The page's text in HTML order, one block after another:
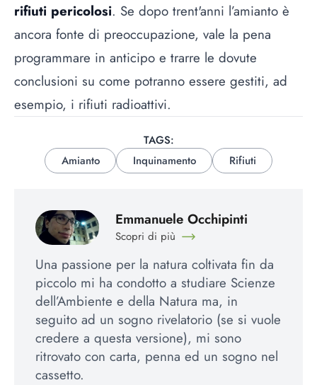
rifiuti pericolosi. Se dopo trent'anni l’amianto è
ancora fonte di preoccupazione, vale la pena
programmare in anticipo e trarre le dovute
conclusioni su come potranno essere gestiti, ad
esempio, i rifiuti radioattivi.
TAGS:
Amianto
Inquinamento Rifiuti
Emmanuele Occhipinti
Scopri di più
Una passione per la natura coltivata fin da
piccolo mi ha condotto a studiare Scienze
dell’Ambiente e della Natura ma, in
seguito ad un sogno rivelatorio (se si vuole
credere a questa versione), mi sono
ritrovato con carta, penna ed un sogno nel
cassetto.